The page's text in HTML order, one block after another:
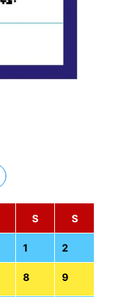
S S
1 2
8 9